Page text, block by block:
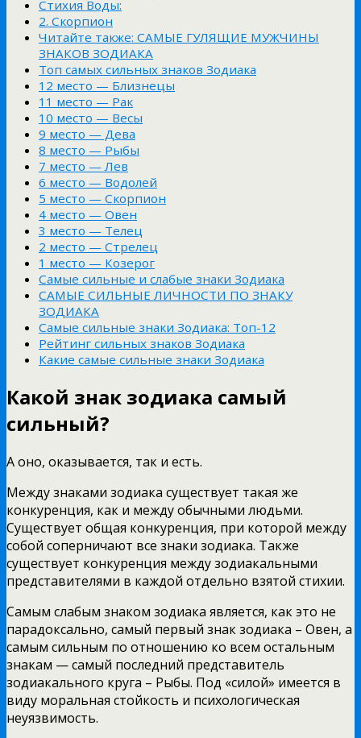
Стихия Воды:
2. Скорпион
Читайте также: САМЫЕ ГУЛЯЩИЕ МУЖЧИНЫ
ЗНАКОВ ЗОДИАКА
Топ самых сильных знаков Зодиака
12 место — Близнецы
11 место — Рак
10 место — Весы
9 место — Дева
8 место — Рыбы
7 место — Лев
6 место — Водолей
5 место — Скорпион
4 место — Овен
3 место — Телец
2 место — Стрелец
1 место — Козерог
Самые сильные и слабые знаки Зодиака
САМЫЕ СИЛЬНЫЕ ЛИЧНОСТИ ПО ЗНАКУ
ЗОДИАКА
Самые сильные знаки Зодиака: Топ-12
Рейтинг сильных знаков Зодиака
Какие самые сильные знаки Зодиака
Какой знак зодиака самый
сильный?
А оно, оказывается, так и есть.
Между знаками зодиака существует такая же
конкуренция, как и между обычными людьми.
Существует общая конкуренция, при которой между
собой соперничают все знаки зодиака. Также
существует конкуренция между зодиакальными
представителями в каждой отдельно взятой стихии.
Самым слабым знаком зодиака является, как это не
парадоксально, самый первый знак зодиака – Овен, а
самым сильным по отношению ко всем остальным
знакам — самый последний представитель
зодиакального круга – Рыбы. Под «силой» имеется в
виду моральная стойкость и психологическая
неуязвимость.